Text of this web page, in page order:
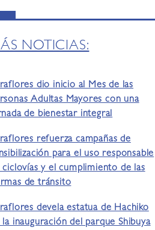
NOTICIAS:
dio inicio al Mes de las
Adultas Mayores con una
de bienestar integral
refuerza campañas de
para el uso responsable
ciclovías y el cumplimiento de las
de tránsito
devela estatua de Hachiko
la inauguración del parque Shibuya